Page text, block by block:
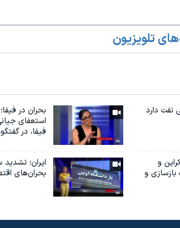
تلویزیون
دارد
بحران در
استعفای
فیفا، در
و
بازسازی و
ایران؛
بحران‌های